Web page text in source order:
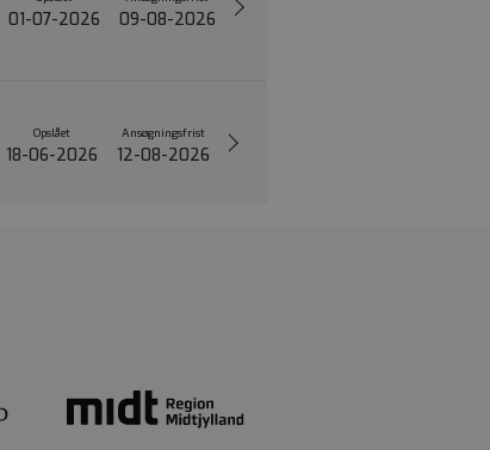
01-07-2026 09-08-2026
Opslået
18-06-2026
Ansøgningsfrist
12-08-2026